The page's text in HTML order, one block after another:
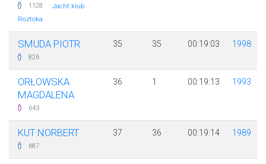
1128 · Jacht klub
Roztoka
SMUDA PIOTR
826
35 35 00:19:03 1998
ORŁOWSKA
MAGDALENA
643
36 1 00:19:13 1993
KUT NORBERT
687
37 36 00:19:14 1989